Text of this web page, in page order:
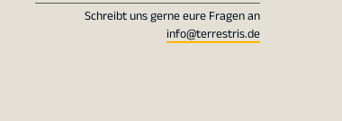
Schreibt uns gerne eure Fragen an
info@terrestris.de